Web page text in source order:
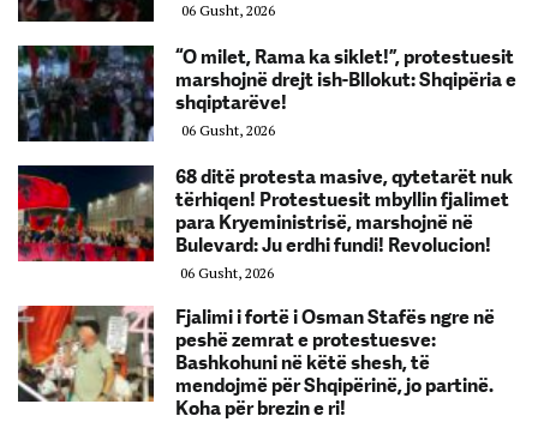
06 Gusht, 2026
“O milet, Rama ka siklet!”, protestuesit
marshojnë drejt ish-Bllokut: Shqipëria e
shqiptarëve!
06 Gusht, 2026
68 ditë protesta masive, qytetarët nuk
tërhiqen! Protestuesit mbyllin fjalimet
para Kryeministrisë, marshojnë në
Bulevard: Ju erdhi fundi! Revolucion!
06 Gusht, 2026
Fjalimi i fortë i Osman Stafës ngre në
peshë zemrat e protestuesve:
Bashkohuni në këtë shesh, të
mendojmë për Shqipërinë, jo partinë.
Koha për brezin e ri!